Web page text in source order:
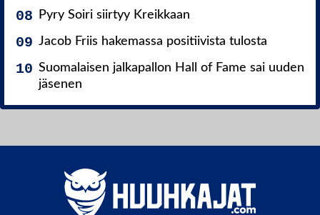
Pyry Soiri siirtyy Kreikkaan
Jacob Friis hakemassa positiivista tulosta
Suomalaisen jalkapallon Hall of Fame sai uuden
jäsenen